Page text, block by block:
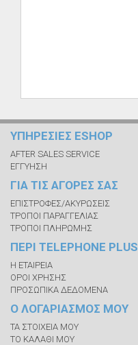
ΥΠΗΡΕΣΙΕΣ ESHOP
AFTER SALES SERVICE
ΕΓΓΥΗΣΗ
ΓΙΑ ΤΙΣ ΑΓΟΡΕΣ ΣΑΣ
ΕΠΙΣΤΡΟΦΕΣ/ΑΚΥΡΩΣΕΙΣ
ΤΡΟΠΟΙ ΠΑΡΑΓΓΕΛΙΑΣ
ΤΡΟΠΟΙ ΠΛΗΡΩΜΗΣ
ΠΕΡΙ TELEPHONE PLUS
Η ΕΤΑΙΡΕΙΑ
ΟΡΟΙ ΧΡΗΣΗΣ
ΠΡΟΣΩΠΙΚΑ ΔΕΔΟΜΕΝΑ
Ο ΛΟΓΑΡΙΑΣΜΟΣ ΜΟΥ
ΤΑ ΣΤΟΙΧΕΙΑ ΜΟΥ
ΤΟ ΚΑΛΑΘΙ ΜΟΥ